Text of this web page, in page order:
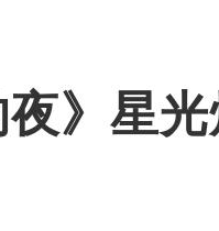
夜》星